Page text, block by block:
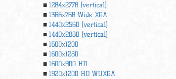
1284x2778 (vertical)
1366х768 Wide XGA
1440x2560 (vertical)
1440x2880 (vertical)
1600x1200
1600x1280
1600x900 HD
1920x1200 HD WUXGA